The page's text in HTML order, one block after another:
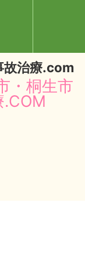
故治療.com
・桐生市
.COM